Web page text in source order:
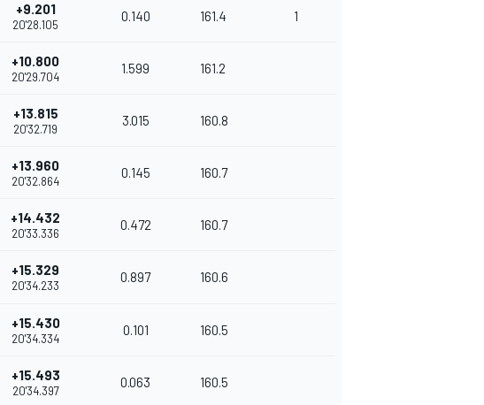
+9.201
20'28.105
0.140 161.4 1
+10.800
20'29.704
1.599 161.2
+13.815
20'32.719
3.015 160.8
+13.960
20'32.864
0.145 160.7
+14.432
20'33.336
0.472 160.7
+15.329
20'34.233
0.897 160.6
+15.430
20'34.334
0.101 160.5
+15.493
20'34.397
0.063 160.5